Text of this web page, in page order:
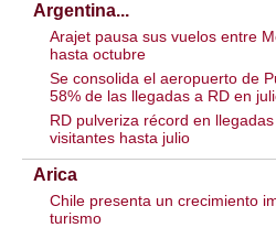
Argentina...
Arajet pausa sus vuelos entre
hasta octubre
Se consolida el aeropuerto de
58% de las llegadas a RD en
RD pulveriza récord en
visitantes hasta julio
Arica
Chile presenta un crecimiento
turismo